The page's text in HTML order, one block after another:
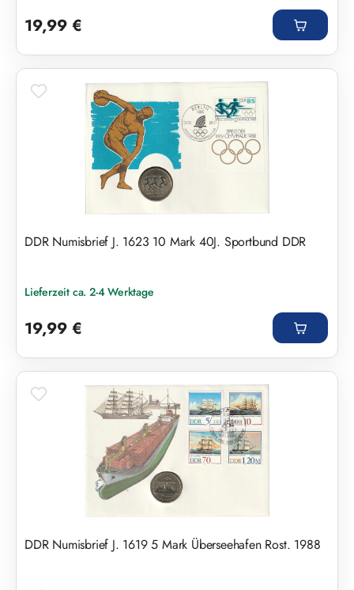
19,99 €
DDR Numisbrief J. 1623 10 Mark 40J. Sportbund DDR
Lieferzeit ca. 2-4 Werktage
19,99 €
DDR Numisbrief J. 1619 5 Mark Überseehafen Rost. 1988